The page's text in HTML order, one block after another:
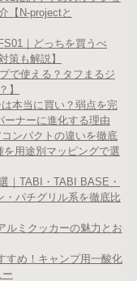
【N-projectと
｜どっちを買うべ
策も解説】
で使える？タフまるジ
】
本当に買い？弱点を完
ーナーに進化する理由
ンパクトの違いを徹底
用途別マッピングで選
｜TABI・TABI BASE・
パチグリル系を徹底比
ルミクッカーの魅力とお
すめ！キャンプ用一酸化